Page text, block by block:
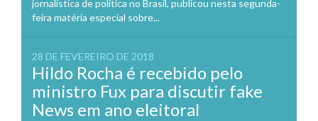
jornalística de política no Brasil, publicou nesta segunda-
feira matéria especial sobre...
28 DE FEVEREIRO DE 2018
Hildo Rocha é recebido pelo
ministro Fux para discutir fake
News em ano eleitoral